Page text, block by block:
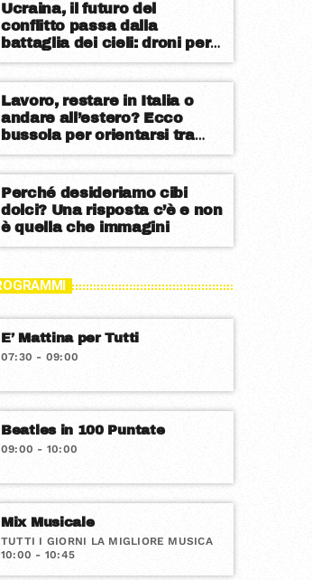
Ucraina, il futuro del
conflitto passa dalla
battaglia dei cieli: droni per
contrastare avanzata russa
e nodo Patriot
Lavoro, restare in Italia o
andare all’estero? Ecco
bussola per orientarsi tra
sistemi retributivi Ue
Perché desideriamo cibi
dolci? Una risposta c’è e non
è quella che immagini
E’ Mattina per Tutti
07:30 - 09:00
Beatles in 100 Puntate
09:00 - 10:00
Mix Musicale
TUTTI I GIORNI LA MIGLIORE MUSICA
10:00 - 10:45